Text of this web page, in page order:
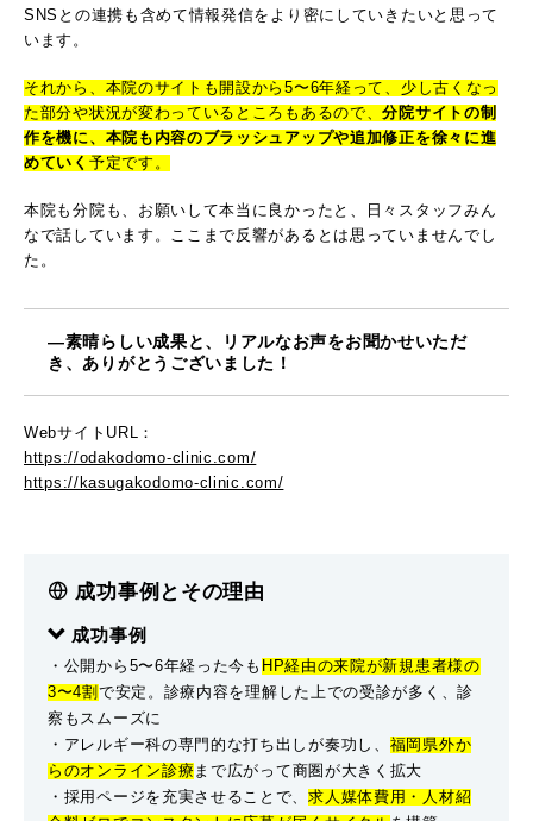
SNSとの連携も含めて情報発信をより密にしていきたいと思って
います。
それから、本院のサイトも開設から5〜6年経って、少し古くなっ
た部分や状況が変わっているところもあるので、分院サイトの制
作を機に、本院も内容のブラッシュアップや追加修正を徐々に進
めていく 予定です。
本院も分院も、お願いして本当に良かったと、日々スタッフみん
なで話しています。ここまで反響があるとは思っていませんでし
た。
―素晴らしい成果と、リアルなお声をお聞かせいただ
き、ありがとうございました！
WebサイトURL：
https://odakodomo-clinic.com/
https://kasugakodomo-clinic.com/
成功事例とその理由
成功事例
・公開から5〜6年経った今も HP経由の来院が新規患者様の
3〜4割 で安定。診療内容を理解した上での受診が多く、診
察もスムーズに
・アレルギー科の専門的な打ち出しが奏功し、 福岡県外か
らのオンライン診療まで広がって商圏が大きく拡大
・採用ページを充実させることで、求人媒体費用・人材紹